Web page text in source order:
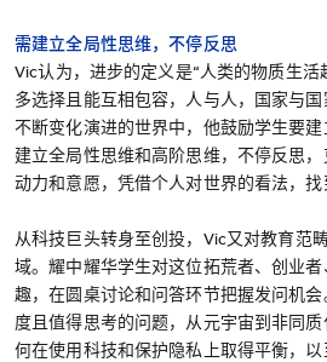
需建立全局性思维，不停反思
Vic认为，进步的定义是“人类的物质生
多选择且能互相包容，人与人，国家与
不断变化演进的世界中，他鼓励学生要建
建立全局性思维和高阶思维，不停反思
动力和意愿，凭借个人对世界的看法，找
从科技巨头转身至创投，Vic又对教育范
域。耀中耀华学生对这位拓荒者、创业
趣，在圆桌讨论和问答环节把握发问机
度且值得思考的问题，从元宇宙到非同
何在使用科技和保护隐私上取得平衡，